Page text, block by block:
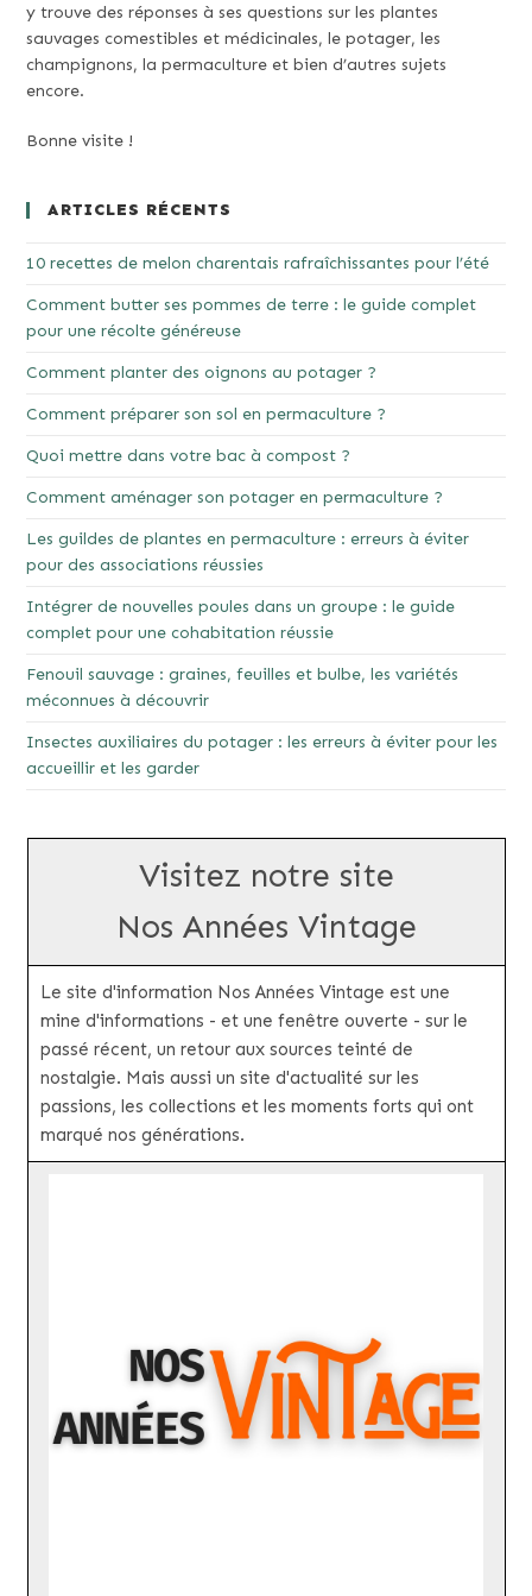
y trouve des réponses à ses questions sur les plantes
sauvages comestibles et médicinales, le potager, les
champignons, la permaculture et bien d’autres sujets
encore.
Bonne visite !
ARTICLES RÉCENTS
10 recettes de melon charentais rafraîchissantes pour l’été
Comment butter ses pommes de terre : le guide complet
pour une récolte généreuse
Comment planter des oignons au potager ?
Comment préparer son sol en permaculture ?
Quoi mettre dans votre bac à compost ?
Comment aménager son potager en permaculture ?
Les guildes de plantes en permaculture : erreurs à éviter
pour des associations réussies
Intégrer de nouvelles poules dans un groupe : le guide
complet pour une cohabitation réussie
Fenouil sauvage : graines, feuilles et bulbe, les variétés
méconnues à découvrir
Insectes auxiliaires du potager : les erreurs à éviter pour les
accueillir et les garder
Visitez notre site
Nos Années Vintage
Le site d'information Nos Années Vintage est une
mine d'informations - et une fenêtre ouverte - sur le
passé récent, un retour aux sources teinté de
nostalgie. Mais aussi un site d'actualité sur les
passions, les collections et les moments forts qui ont
marqué nos générations.